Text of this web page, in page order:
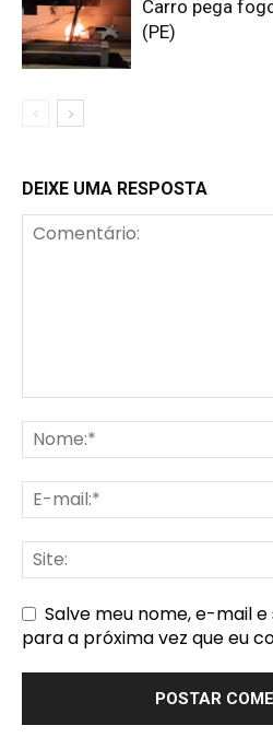
Carro pega
(PE)
DEIXE UMA RESPOSTA
Salve meu nome, e-mail
para a próxima vez que eu